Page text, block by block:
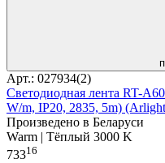
Арт.: 027934(2)
Светодиодная лента RT-
W/m, IP20, 2835, 5m)
Произведено в Беларуси
Warm | Тёплый 3000 K
73316